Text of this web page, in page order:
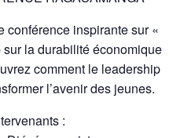
conférence inspirante sur «
sur la durabilité économique
comment le leadership
l’avenir des jeunes.
: